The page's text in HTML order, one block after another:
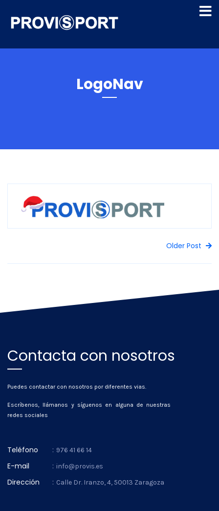
LogoNav
Older Post
Contacta con nosotros
Puedes contactar con nosotros por diferentes vias.
Escríbenos, llámanos y síguenos en alguna de nuestras
redes sociales
Teléfono : 976 41 66 14
E-mail : info@provis.es
Dirección : Calle Dr. Iranzo, 4, 50013 Zaragoza